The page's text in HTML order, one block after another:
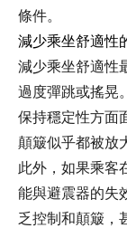
條件。
減少乘坐舒適性
減少乘坐舒適性
過度彈跳或搖晃
保持穩定性方面
顛簸似乎都被放
此外，如果乘客
能與避震器的失
乏控制和顛簸，